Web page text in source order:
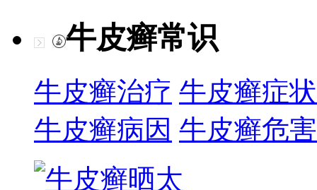
牛皮癣常识
牛皮癣治疗 牛皮癣症状
牛皮癣病因 牛皮癣危害